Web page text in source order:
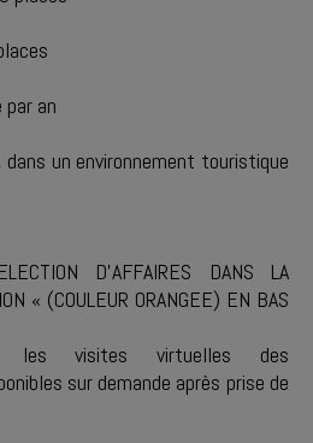
an
un environnement touristique
D'AFFAIRES DANS LA
« (COULEUR ORANGEE) EN BAS
les visites virtuelles des
sur demande après prise de